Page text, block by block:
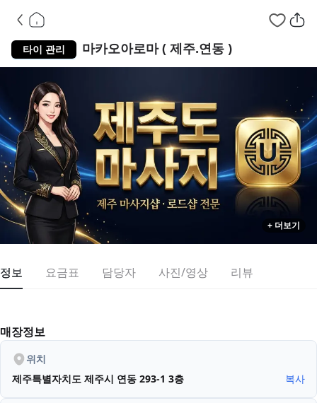
타이 관리 마카오아로마 ( 제주.연동 )제주도 연동
+ 더보기
정보 요금표 담당자 사진/영상 리뷰
매장정보
위치
제주특별자치도 제주시 연동 293-1 3층 복사